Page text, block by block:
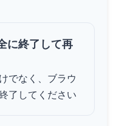
に終了して再
でなく、ブラウ
了してください